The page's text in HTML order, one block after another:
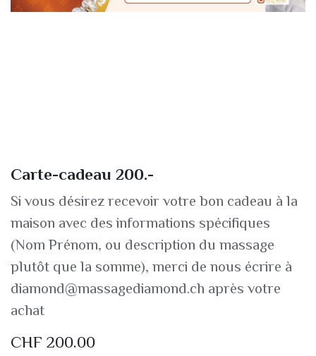
Carte-cadeau 200.-
Si vous désirez recevoir votre bon cadeau à la
maison avec des informations spécifiques
(Nom Prénom, ou description du massage
plutôt que la somme), merci de nous écrire à
diamond@massagediamond.ch après votre
achat
CHF200.00